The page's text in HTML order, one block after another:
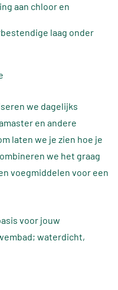
aan chloor en
laag onder
we dagelijks
en andere
laten we je zien hoe je
we het graag
voegmiddelen voor een
voor jouw
waterdicht,